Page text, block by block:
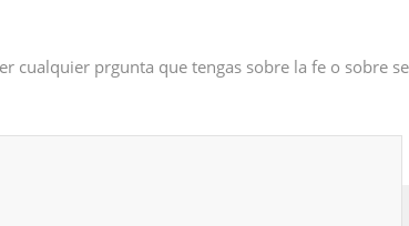
cualquier prgunta que tengas sobre la fe o sobre